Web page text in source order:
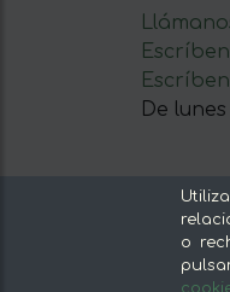
De
o